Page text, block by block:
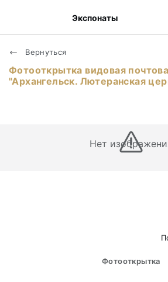
Экспонаты
Вернуться
Фотооткрытка видовая
"Архангельск. Лютеранская
Нет
Фотооткрытка